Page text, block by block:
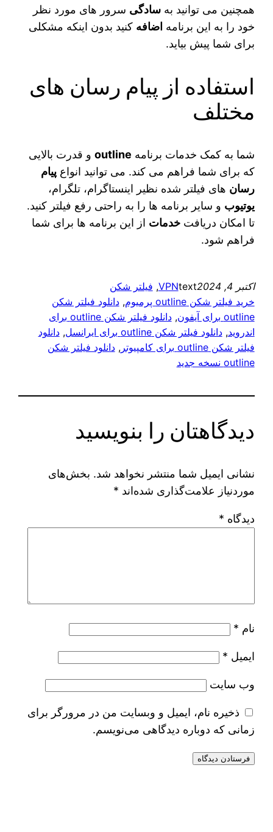
همچنین می‌ توانید بهسادگی سرور های مورد نظر
خود را به این برنامه اضافه کنید بدون اینکه مشکلی
برای شما پیش بیاید.
استفاده از پیام رسان‌ های
مختلف
شما به کمک خدمات برنامه outline و قدرت بالایی
که برای شما فراهم می‌ کند. می‌ توانید انواعپیام
رسان‌ های فیلتر شده نظیر اینستاگرام، تلگرام،
یوتیوب و سایر برنامه‌ ها را به راحتی رفع فیلتر کنید.
تا امکان دریافتخدمات از این برنامه‌ ها برای شما
فراهم شود.
اکتبر 4, 2024 text
VPN
, فیلتر شکن
خرید فیلتر شکن outline پرمیوم
, دانلود فیلتر شکن
outline برای آیفون
,
دانلود فیلتر شکن outline برای
اندروید, دانلود فیلتر شکن outline برای ایرانسل , دانلود
فیلتر شکن outline برای کامپیوتر
, دانلود فیلتر شکن
outline نسخه جدید
دیدگاهتان را بنویسید
نشانی ایمیل شما منتشر نخواهد شد. بخش‌های
موردنیاز علامت‌گذاری شده‌اند *
دیدگاه *
نام *
ایمیل *
وب‌ سایت
ذخیره نام، ایمیل و وبسایت من در مرورگر برای
زمانی که دوباره دیدگاهی می‌نویسم.